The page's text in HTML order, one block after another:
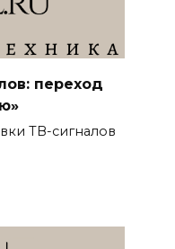
переход
ТВ-сигналов